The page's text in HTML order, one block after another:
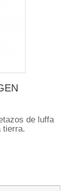
de luffa
tierra.